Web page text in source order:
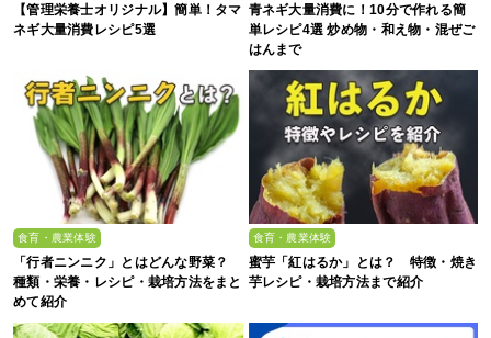
【管理栄養士オリジナル】簡単！タマ
ネギ大量消費レシピ5選
青ネギ大量消費に！10分で作れる簡
単レシピ4選 炒め物・和え物・混ぜご
はんまで
食育・農業体験
「行者ニンニク」とはどんな野菜？
種類・栄養・レシピ・栽培方法をまと
めて紹介
食育・農業体験
蜜芋「紅はるか」とは？ 特徴・焼き
芋レシピ・栽培方法まで紹介